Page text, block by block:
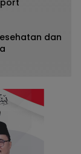
dan